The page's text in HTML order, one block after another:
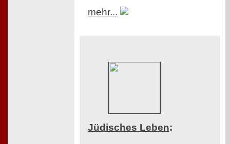
mehr...
Jüdisches Leben: